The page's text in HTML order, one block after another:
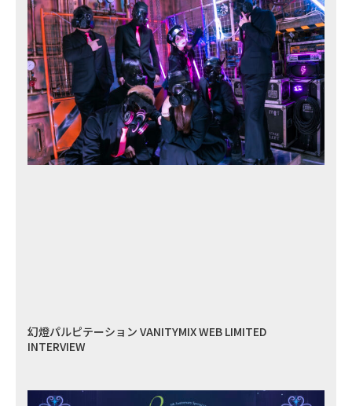
幻燈パルピテーション VANITYMIX WEB LIMITED
INTERVIEW